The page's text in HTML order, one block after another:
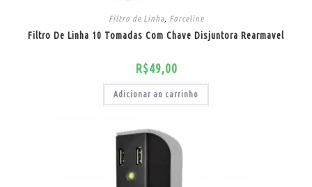
Filtro de Linha, Forceline
Filtro De Linha 10 Tomadas Com Chave Disjuntora Rearmavel
R$49,00
Adicionar ao carrinho